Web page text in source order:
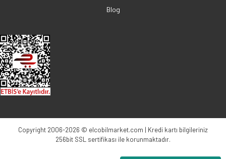
Blog
Copyright 2006-2026 © elcobilmarket.com | Kredi kartı bilgileriniz
256bit SSL sertifikası ile korunmaktadır.